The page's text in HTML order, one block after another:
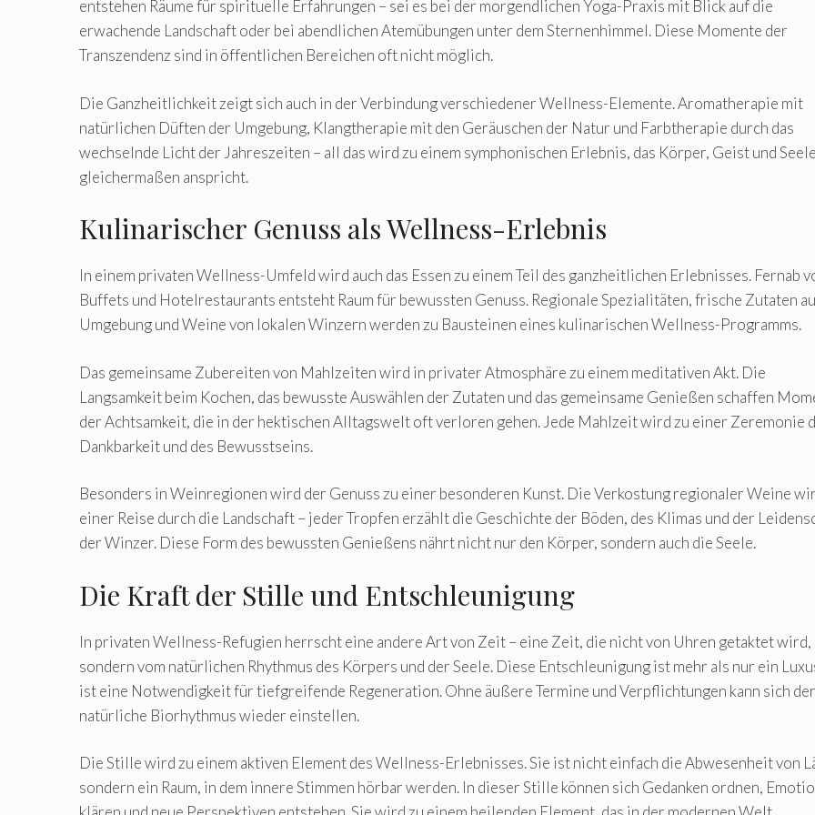
entstehen Räume für spirituelle Erfahrungen – sei es bei der morgendlichen Yoga-Praxis mit Blick auf die
erwachende Landschaft oder bei abendlichen Atemübungen unter dem Sternenhimmel. Diese Momente der
Transzendenz sind in öffentlichen Bereichen oft nicht möglich.
Die Ganzheitlichkeit zeigt sich auch in der Verbindung verschiedener Wellness-Elemente. Aromatherapie mit
natürlichen Düften der Umgebung, Klangtherapie mit den Geräuschen der Natur und Farbtherapie durch das
wechselnde Licht der Jahreszeiten – all das wird zu einem symphonischen Erlebnis, das Körper, Geist und Seele
gleichermaßen anspricht.
Kulinarischer Genuss als Wellness-Erlebnis
In einem privaten Wellness-Umfeld wird auch das Essen zu einem Teil des ganzheitlichen Erlebnisses. Fernab
Buffets und Hotelrestaurants entsteht Raum für bewussten Genuss. Regionale Spezialitäten, frische Zutaten
Umgebung und Weine von lokalen Winzern werden zu Bausteinen eines kulinarischen Wellness-Programms.
Das gemeinsame Zubereiten von Mahlzeiten wird in privater Atmosphäre zu einem meditativen Akt. Die
Langsamkeit beim Kochen, das bewusste Auswählen der Zutaten und das gemeinsame Genießen schaffen
der Achtsamkeit, die in der hektischen Alltagswelt oft verloren gehen. Jede Mahlzeit wird zu einer Zeremonie
Dankbarkeit und des Bewusstseins.
Besonders in Weinregionen wird der Genuss zu einer besonderen Kunst. Die Verkostung regionaler Weine
einer Reise durch die Landschaft – jeder Tropfen erzählt die Geschichte der Böden, des Klimas und der
der Winzer. Diese Form des bewussten Genießens nährt nicht nur den Körper, sondern auch die Seele.
Die Kraft der Stille und Entschleunigung
In privaten Wellness-Refugien herrscht eine andere Art von Zeit – eine Zeit, die nicht von Uhren getaktet wird,
sondern vom natürlichen Rhythmus des Körpers und der Seele. Diese Entschleunigung ist mehr als nur ein
ist eine Notwendigkeit für tiefgreifende Regeneration. Ohne äußere Termine und Verpflichtungen kann sich der
natürliche Biorhythmus wieder einstellen.
Die Stille wird zu einem aktiven Element des Wellness-Erlebnisses. Sie ist nicht einfach die Abwesenheit von
sondern ein Raum, in dem innere Stimmen hörbar werden. In dieser Stille können sich Gedanken ordnen,